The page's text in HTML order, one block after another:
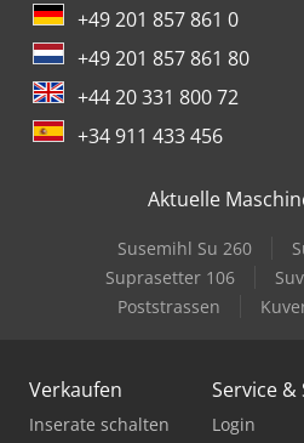
+49 201 857 861 0
+49 201 857 861 80
+44 20 331 800 72
+34 911 433 456
Aktuelle
Susemihl Su 260
Suprasetter 106
Poststrassen
Verkaufen
Inserate schalten
Service
Login